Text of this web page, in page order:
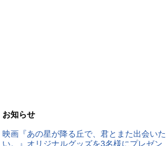
お知らせ
映画『あの星が降る丘で、君とまた出会いた
い。』オリジナルグッズを3名様にプレゼン